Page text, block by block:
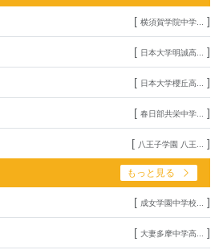
[ 横須賀学院中学... ]
[ 日本大学明誠高... ]
[ 日本大学櫻丘高... ]
[ 春日部共栄中学... ]
[ 八王子学園 八王... ]
もっと見る
[ 成女学園中学校... ]
[ 大妻多摩中学高... ]